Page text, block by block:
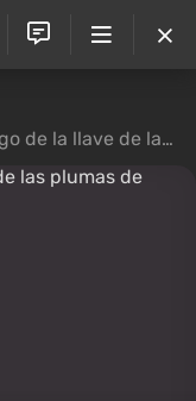
de renacuajo en Subnautica 2